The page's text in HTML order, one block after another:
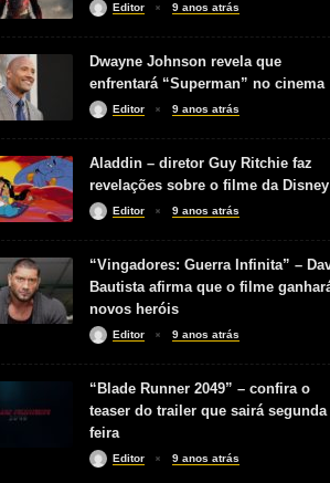
Editor 9 anos atrás
Dwayne Johnson revela que
enfrentará “Superman” no cinema
Editor 9 anos atrás
Aladdin – diretor Guy Ritchie faz
revelações sobre o filme da Disney
Editor 9 anos atrás
“Vingadores: Guerra Infinita” –
Bautista afirma que o filme
novos heróis
Editor 9 anos atrás
“Blade Runner 2049” – confira o
teaser do trailer que sairá segunda
feira
Editor 9 anos atrás